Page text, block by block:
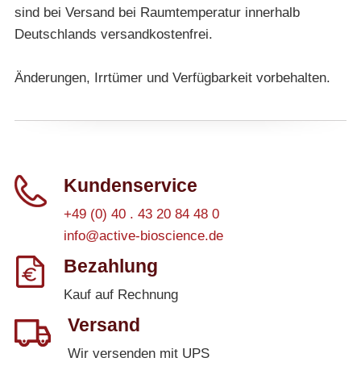
sind bei Versand bei Raumtemperatur innerhalb
Deutschlands versandkostenfrei.
Änderungen, Irrtümer und Verfügbarkeit vorbehalten.
Kundenservice
+49 (0) 40 . 43 20 84 48 0
info@active-bioscience.de
Bezahlung
Kauf auf Rechnung
Versand
Wir versenden mit UPS